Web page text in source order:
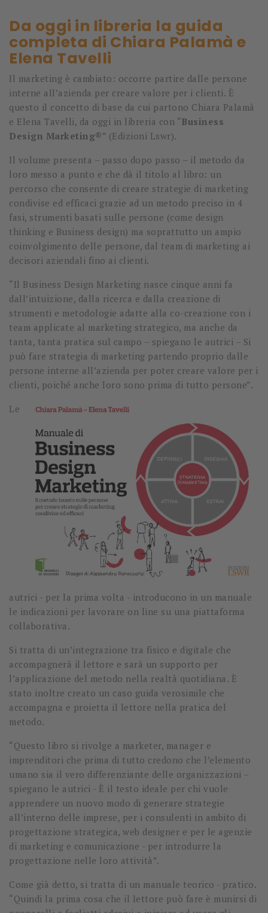
Da oggi in libreria la guida
completa di Chiara Palamà e
Elena Tavelli
Il marketing è cambiato: occorre partire dalle persone
interne all’azienda per creare valore per i clienti. È
questo il concetto di base da cui partono Chiara Palamà
e Elena Tavelli, da oggi in libreria con “Business
Design Marketing®” (Edizioni Lswr).
Il volume presenta – passo dopo passo – il metodo da
loro messo a punto e che dà il titolo al libro: un
percorso che consente di creare strategie di marketing
condivise ed efficaci grazie ad un metodo preciso in 4
fasi, strumenti basati sulle persone (come design
thinking e Business design) ma soprattutto un ampio
coinvolgimento delle persone, dal team di marketing ai
decisori aziendali fino ai clienti.
“Il Business Design Marketing nasce cinque anni fa
dall’intuizione, dalla ricerca e dalla creazione di
strumenti e metodologie adatte alla co-creazione con i
team applicate al marketing strategico, ma anche da
tanta, tanta pratica sul campo – spiegano le autrici – Si
può fare strategia di marketing partendo proprio dalle
persone interne all’azienda per poter creare valore per i
clienti, poiché anche loro sono prima di tutto persone”.
Le
autrici - per la prima volta - introducono in un manuale
le indicazioni per lavorare on line su una piattaforma
collaborativa.
Si tratta di un’integrazione tra fisico e digitale che
accompagnerà il lettore e sarà un supporto per
l’applicazione del metodo nella realtà quotidiana. È
stato inoltre creato un caso guida verosimile che
accompagna e proietta il lettore nella pratica del
metodo.
“Questo libro si rivolge a marketer, manager e
imprenditori che prima di tutto credono che l’elemento
umano sia il vero differenziante delle organizzazioni –
spiegano le autrici - È il testo ideale per chi vuole
apprendere un nuovo modo di generare strategie
all’interno delle imprese, per i consulenti in ambito di
progettazione strategica, web designer e per le agenzie
di marketing e comunicazione - per introdurre la
progettazione nelle loro attività”.
Come già detto, si tratta di un manuale teorico - pratico.
“Quindi la prima cosa che il lettore può fare è munirsi di